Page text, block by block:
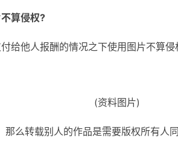
算侵权?
给他人报酬的情况之下使用图片不算侵
(资料图片)
那么转载别人的作品是需要版权所有人